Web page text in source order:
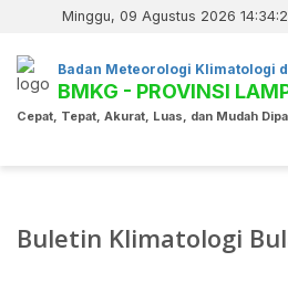
Minggu, 09 Agustus 2026
Badan Meteorologi Klimatologi
BMKG - PROVINSI
Cepat, Tepat, Akurat, Luas, dan Mudah
Buletin Klimatologi